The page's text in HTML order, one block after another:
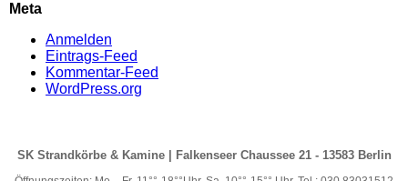
Meta
Anmelden
Eintrags-Feed
Kommentar-Feed
WordPress.org
SK Strandkörbe & Kamine | Falkenseer Chaussee 21 - 13583 Berlin